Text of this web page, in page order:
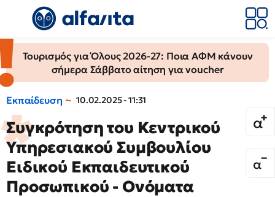
Τουρισμός για Όλους 2026-27: Ποια ΑΦΜ κάνουν
σήμερα Σάββατο αίτηση για voucher
Εκπαίδευση 10.02.2025 - 11:31
Συγκρότηση του Κεντρικού
Υπηρεσιακού Συμβουλίου
Ειδικού Εκπαιδευτικού
Προσωπικού - Ονόματα